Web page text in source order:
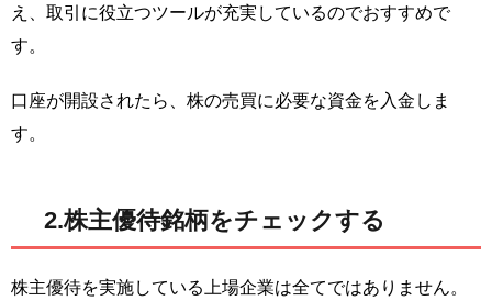
え、取引に役立つツールが充実しているのでおすすめで
す。
口座が開設されたら、株の売買に必要な資金を入金しま
す。
2.株主優待銘柄をチェックする
株主優待を実施している上場企業は全てではありません。